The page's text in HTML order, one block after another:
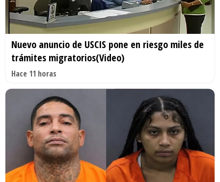
Nuevo anuncio de USCIS pone en riesgo miles de
trámites migratorios(Video)
Hace 11 horas